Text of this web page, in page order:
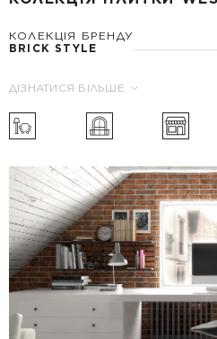
КОЛЕКЦІЯ БРЕНДУ
BRICK STYLE
ДІЗНАТИСЯ БІЛЬШЕ